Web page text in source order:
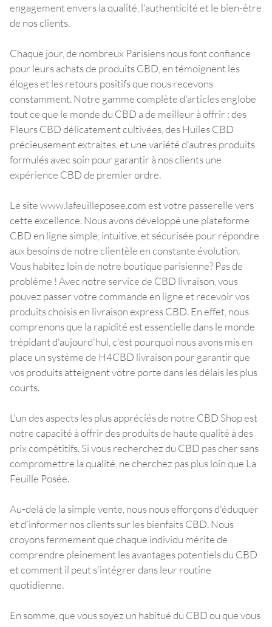
engagement envers la qualité, l'authenticité et le bien-être
de nos clients.
Chaque jour, de nombreux Parisiens nous font confiance
pour leurs achats de produits CBD, en témoignent les
éloges et les retours positifs que nous recevons
constamment. Notre gamme complète d'articles englobe
tout ce que le monde du CBD a de meilleur à offrir : des
Fleurs CBD délicatement cultivées, des Huiles CBD
précieusement extraites, et une variété d'autres produits
formulés avec soin pour garantir à nos clients une
expérience CBD de premier ordre.
Le site www.lafeuilleposee.com est votre passerelle vers
cette excellence. Nous avons développé une plateforme
CBD en ligne simple, intuitive, et sécurisée pour répondre
aux besoins de notre clientèle en constante évolution.
Vous habitez loin de notre boutique parisienne? Pas de
problème ! Avec notre service de CBD livraison, vous
pouvez passer votre commande en ligne et recevoir vos
produits choisis en livraison express CBD. En effet, nous
comprenons que la rapidité est essentielle dans le monde
trépidant d'aujourd'hui, c'est pourquoi nous avons mis en
place un système de H4CBD livraison pour garantir que
vos produits atteignent votre porte dans les délais les plus
courts.
L'un des aspects les plus appréciés de notre CBD Shop est
notre capacité à offrir des produits de haute qualité à des
prix compétitifs. Si vous recherchez du CBD pas cher sans
compromettre la qualité, ne cherchez pas plus loin que La
Feuille Posée.
Au-delà de la simple vente, nous nous efforçons d'éduquer
et d'informer nos clients sur les bienfaits CBD. Nous
croyons fermement que chaque individu mérite de
comprendre pleinement les avantages potentiels du CBD
et comment il peut s'intégrer dans leur routine
quotidienne.
En somme, que vous soyez un habitué du CBD ou que vous